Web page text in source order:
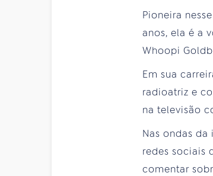
Pioneira
anos, ela é a
Whoopi
Em sua
radioatriz e
na televisão
Nas ondas
redes sociais
comentar